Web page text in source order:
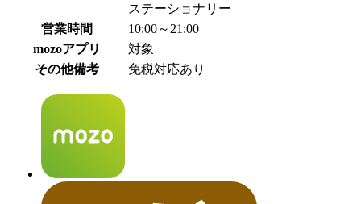
ステーショナリー
営業時間
10:00～21:00
mozoアプリ
対象
その他備考
免税対応あり